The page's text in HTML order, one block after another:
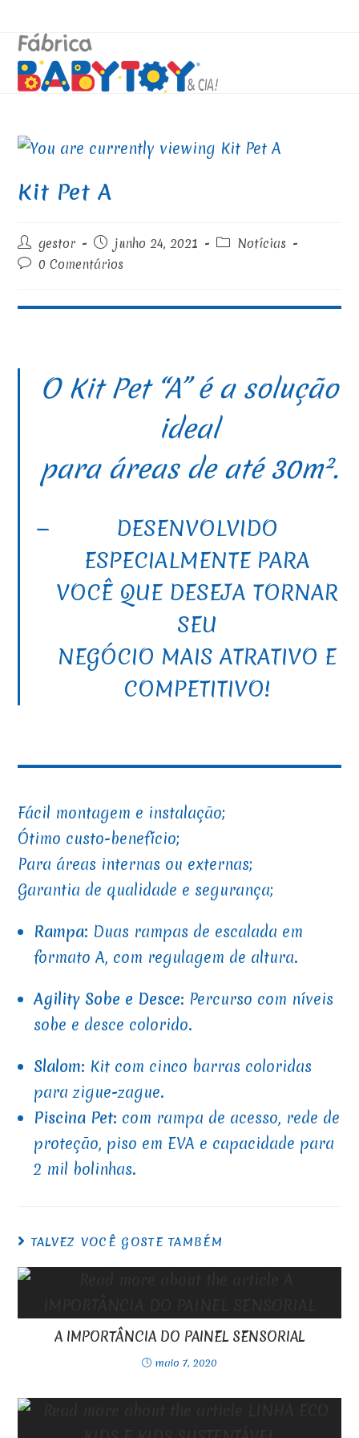
Kit Pet A
gestor junho 24, 2021
Notícias
0 Comentários
O Kit Pet “A” é a solução
ideal
para áreas de até 30m².
DESENVOLVIDO
ESPECIALMENTE PARA
VOCÊ QUE DESEJA TORNAR
SEU
NEGÓCIO MAIS ATRATIVO E
COMPETITIVO!
Fácil montagem e instalação;
Ótimo custo-benefício;
Para áreas internas ou externas;
Garantia de qualidade e segurança;
Rampa: Duas rampas de escalada em
formato A, com regulagem de altura.
Agility Sobe e Desce: Percurso com níveis
sobe e desce colorido.
Slalom: Kit com cinco barras coloridas
para zigue-zague.
Piscina Pet: com rampa de acesso, rede de
proteção, piso em EVA e capacidade para
2 mil bolinhas.
TALVEZ VOCÊ GOSTE TAMBÉM
A IMPORTÂNCIA DO PAINEL SENSORIAL
maio 7, 2020